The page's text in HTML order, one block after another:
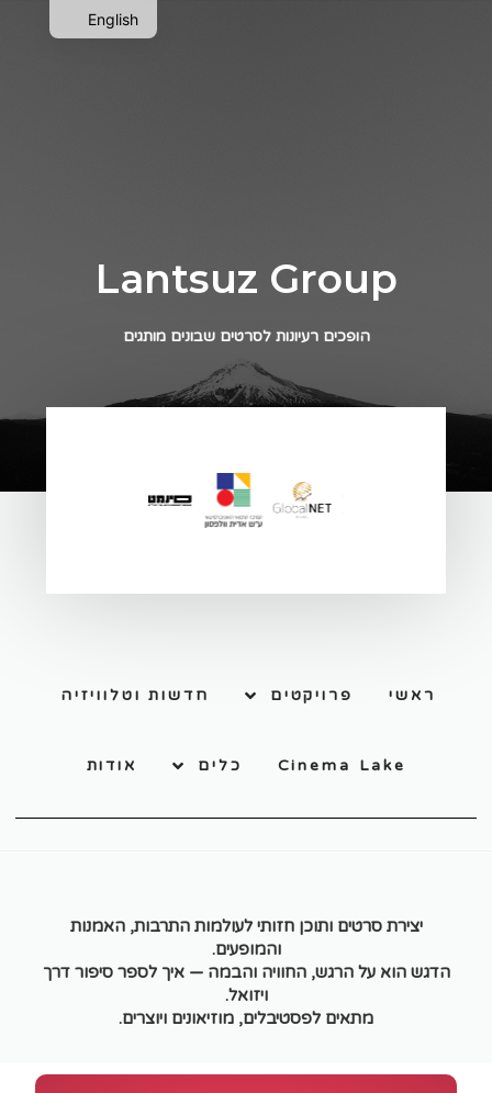
Lantsuz Group
הופכים רעיונות לסרטים שבונים מותגים
ראשי פרויקטים חדשות וטלוויזיה
Cinema Lake כלים אודות
יצירת סרטים ותוכן חזותי לעולמות התרבות, האמנות
והמופעים.
הדגש הוא על הרגש, החוויה והבמה — איך לספר סיפור דרך
ויזואל.
מתאים לפסטיבלים, מוזיאונים ויוצרים.
English